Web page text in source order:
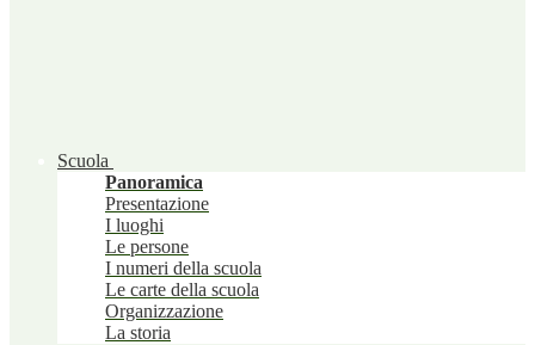
Scuola
Panoramica
Presentazione
I luoghi
Le persone
I numeri della scuola
Le carte della scuola
Organizzazione
La storia